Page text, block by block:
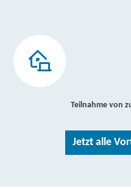
Teilnahme von
Jetzt alle